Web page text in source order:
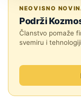
NEOVISNO
Podrži
Članstvo pomaže
svemiru i